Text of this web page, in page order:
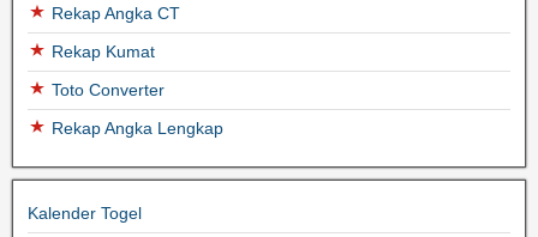
Rekap Angka CT
Rekap Kumat
Toto Converter
Rekap Angka Lengkap
Kalender Togel